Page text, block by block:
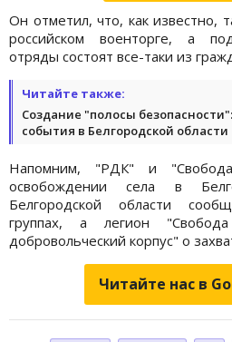
Он отметил, что, как известно,
российском военторге, а
отряды состоят все-таки из
Читайте также:
Создание "полосы
события в Белгородской области
Напомним, "РДК" и
освобождении села в
Белгородской области
группах, а легион
добровольческий корпус" о
Читайте нас в